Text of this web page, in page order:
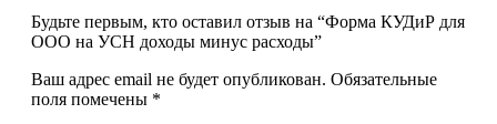
Будьте первым, кто оставил отзыв на “Форма КУДиР для
ООО на УСН доходы минус расходы”
Ваш адрес email не будет опубликован. Обязательные
поля помечены *